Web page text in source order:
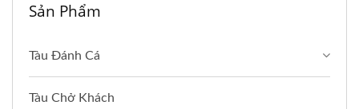
Sản Phẩm
Tàu Đánh Cá
Tàu Chở Khách